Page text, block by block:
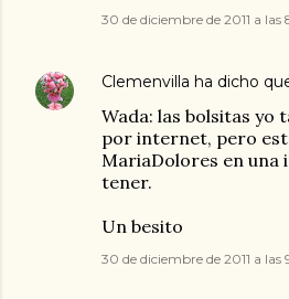
30 de diciembre de 2011 a las
Clemenvilla ha dicho
Wada: las bolsitas yo
por internet, pero
MariaDolores en una
tener.
Un besito
30 de diciembre de 2011 a las